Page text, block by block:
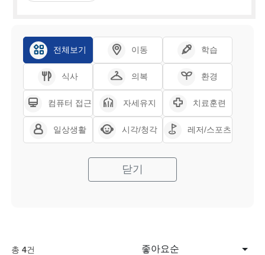
전체보기 이동 학습
식사 의복 환경
컴퓨터 접근 자세유지 치료훈련
일상생활 시각/청각 레저/스포츠
닫기
총4건 좋아요순